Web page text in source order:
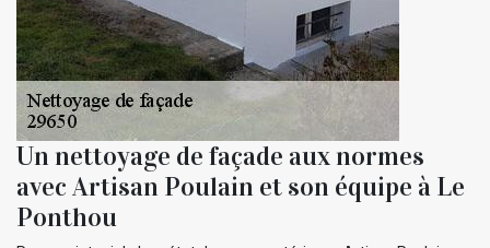
Un nettoyage de façade aux normes
avec Artisan Poulain et son équipe à Le
Ponthou